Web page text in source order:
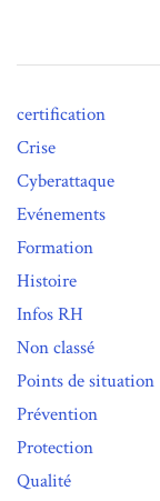
certification
Crise
Cyberattaque
Evénements
Formation
Histoire
Infos RH
Non classé
Points de situation
Prévention
Protection
Qualité